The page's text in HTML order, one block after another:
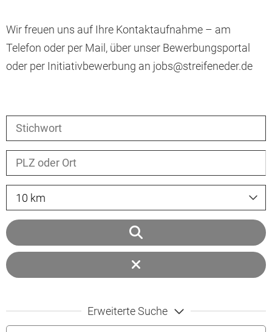
Wir freuen uns auf Ihre Kontaktaufnahme – am
Telefon oder per Mail, über unser Bewerbungsportal
oder per Initiativbewerbung an jobs@streifeneder.de
10 km
Erweiterte Suche